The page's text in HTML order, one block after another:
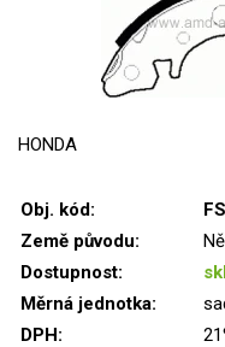
HONDA
Obj. kód:
Země původu:
Dostupnost:
Měrná jednotka:
DPH: